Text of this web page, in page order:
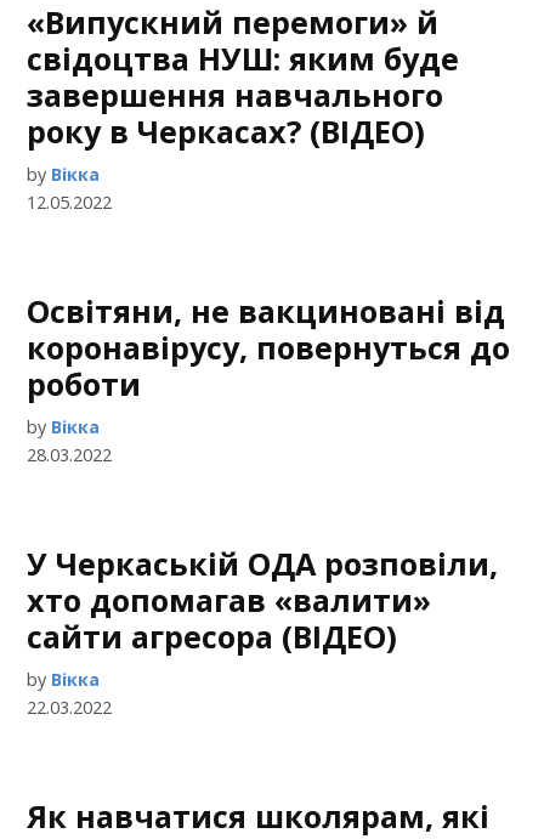
«Випускний перемоги» й
свідоцтва НУШ: яким буде
завершення навчального
року в Черкасах? (ВІДЕО)
by Вікка
12.05.2022
Освітяни, не вакциновані від
коронавірусу, повернуться до
роботи
by Вікка
28.03.2022
У Черкаській ОДА розповіли,
хто допомагав «валити»
сайти агресора (ВІДЕО)
by Вікка
22.03.2022
Як навчатися школярам, які